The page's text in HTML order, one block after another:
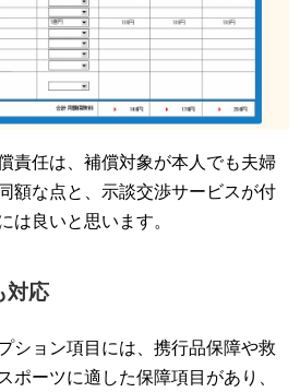
責任は、補償対象が本人でも夫婦
額な点と、示談交渉サービスが付
は良いと思います。
対応
ション項目には、携行品保障や救
ポーツに適した保障項目があり、